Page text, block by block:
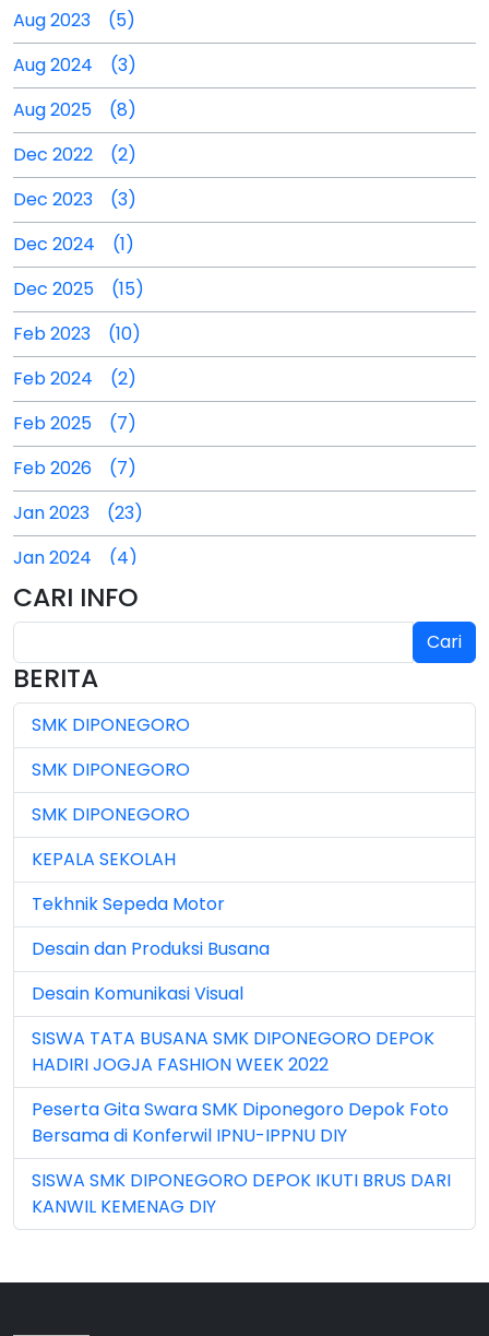
Aug 2023 (5)
Aug 2024 (3)
Aug 2025 (8)
Dec 2022 (2)
Dec 2023 (3)
Dec 2024 (1)
Dec 2025 (15)
Feb 2023 (10)
Feb 2024 (2)
Feb 2025 (7)
Feb 2026 (7)
Jan 2023 (23)
Jan 2024 (4)
Jan 2025 (4)
Jul 2025 (3)
Jul 2026 (4)
Jun 2023 (7)
Jun 2024 (3)
Jun 2025 (1)
Jun 2026 (5)
Mar 2023 (8)
Mar 2024 (1)
Mar 2026 (3)
May 2026 (16)
Nov 2022 (101)
Nov 2023 (5)
Nov 2025 (15)
CARI INFO
Cari
BERITA
SMK DIPONEGORO
SMK DIPONEGORO
SMK DIPONEGORO
KEPALA SEKOLAH
Tekhnik Sepeda Motor
Desain dan Produksi Busana
Desain Komunikasi Visual
SISWA TATA BUSANA SMK DIPONEGORO DEPOK
HADIRI JOGJA FASHION WEEK 2022
Peserta Gita Swara SMK Diponegoro Depok Foto
Bersama di Konferwil IPNU-IPPNU DIY
SISWA SMK DIPONEGORO DEPOK IKUTI BRUS DARI
KANWIL KEMENAG DIY